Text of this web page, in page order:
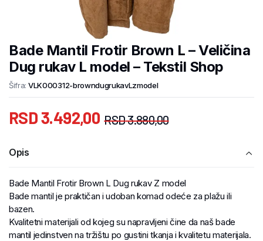
Bade Mantil Frotir Brown L – Veličina
Dug rukav L model – Tekstil Shop
Šifra: VLK000312-browndugrukavLzmodel
RSD3.880,00
RSD3.492,00
Opis
Bade Mantil Frotir Brown L Dug rukav Z model
Bade mantil je praktičan i udoban komad odeće za plažu ili
bazen.
Kvalitetni materijali od kojeg su napravljeni čine da naš bade
mantil jedinstven na tržištu po gustini tkanja i kvalitetu materijala.